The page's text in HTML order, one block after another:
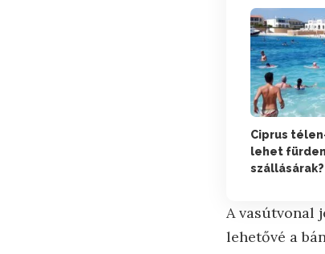
Ciprus
lehet
szállásárak?
A vasútvonal
lehetővé a